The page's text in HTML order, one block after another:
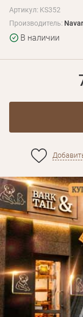
Артикул: KS352
Производитель:
В наличии